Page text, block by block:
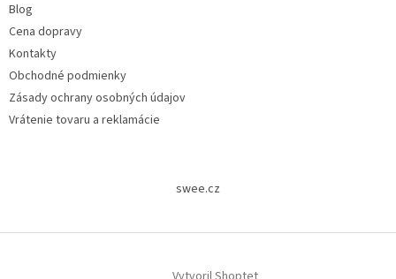
Blog
Cena dopravy
Kontakty
Obchodné podmienky
Zásady ochrany osobných údajov
Vrátenie tovaru a reklamácie
swee.cz